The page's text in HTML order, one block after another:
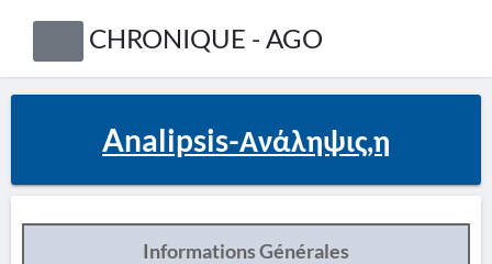
CHRONIQUE - AGO
Analipsis-Ανάληψις,η
Informations Générales